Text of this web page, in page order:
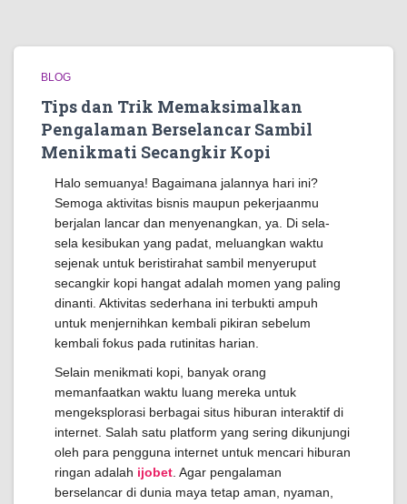
BLOG
Tips dan Trik Memaksimalkan
Pengalaman Berselancar Sambil
Menikmati Secangkir Kopi
Halo semuanya! Bagaimana jalannya hari ini?
Semoga aktivitas bisnis maupun pekerjaanmu
berjalan lancar dan menyenangkan, ya. Di sela-
sela kesibukan yang padat, meluangkan waktu
sejenak untuk beristirahat sambil menyeruput
secangkir kopi hangat adalah momen yang paling
dinanti. Aktivitas sederhana ini terbukti ampuh
untuk menjernihkan kembali pikiran sebelum
kembali fokus pada rutinitas harian.
Selain menikmati kopi, banyak orang
memanfaatkan waktu luang mereka untuk
mengeksplorasi berbagai situs hiburan interaktif di
internet. Salah satu platform yang sering dikunjungi
oleh para pengguna internet untuk mencari hiburan
ringan adalah ijobet . Agar pengalaman
berselancar di dunia maya tetap aman, nyaman,